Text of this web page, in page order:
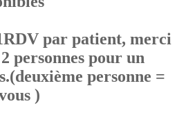
par patient, merci
personnes pour un
personne =
)